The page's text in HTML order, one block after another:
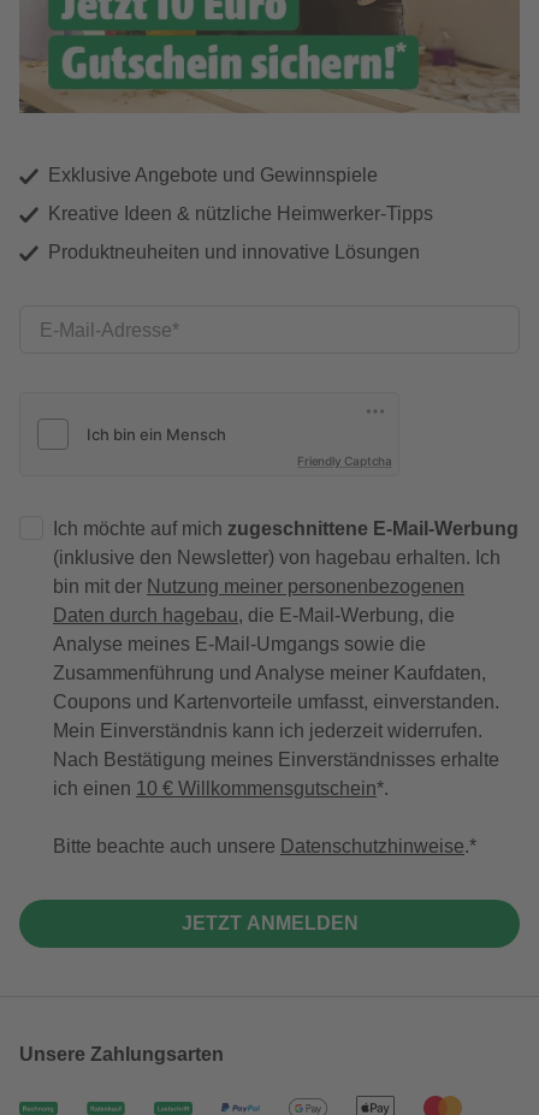
Exklusive Angebote und Gewinnspiele
Kreative Ideen & nützliche Heimwerker-Tipps
Produktneuheiten und innovative Lösungen
E-Mail-Adresse
Friendly Captcha
Ich möchte auf mich zugeschnittene E-Mail-Werbung
(inklusive den Newsletter) von hagebau erhalten. Ich
bin mit der Nutzung meiner personenbezogenen
Daten durch hagebau, die E-Mail-Werbung, die
Analyse meines E-Mail-Umgangs sowie die
Zusammenführung und Analyse meiner Kaufdaten,
Coupons und Kartenvorteile umfasst, einverstanden.
Mein Einverständnis kann ich jederzeit widerrufen.
Nach Bestätigung meines Einverständnisses erhalte
ich einen 10 € Willkommensgutschein*.
Bitte beachte auch unsere Datenschutzhinweise.
JETZT ANMELDEN
Unsere Zahlungsarten